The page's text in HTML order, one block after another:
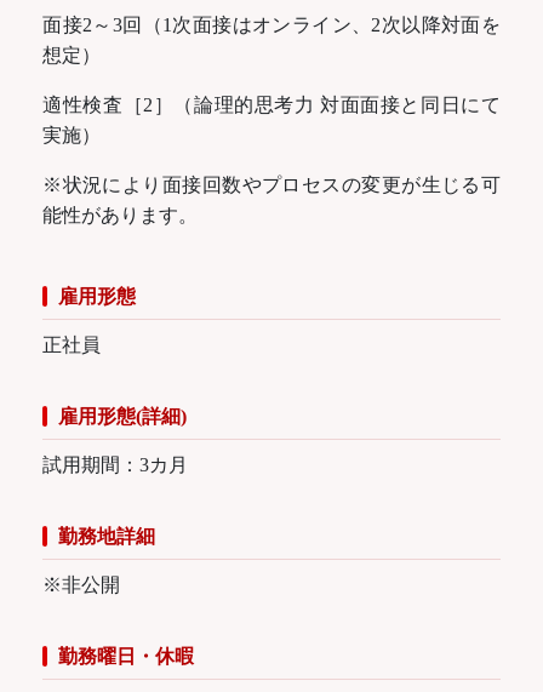
面接2～3回（1次面接はオンライン、2次以降対面を
想定）
適性検査［2］（論理的思考力 対面面接と同日にて
実施）
※状況により面接回数やプロセスの変更が生じる可
能性があります。
雇用形態
正社員
雇用形態(詳細)
試用期間：3カ月
勤務地詳細
※非公開
勤務曜日・休暇